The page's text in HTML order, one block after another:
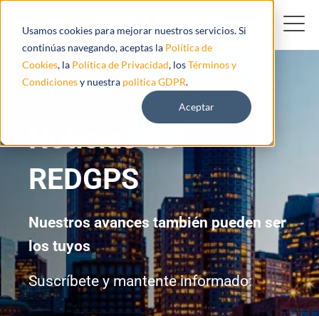
Usamos cookies para mejorar nuestros servicios. Si
continúas navegando, aceptas la Política de
Cookies, la Política de Privacidad, losTérminos y
Condicionesy nuestra politica GDPR.
Aceptar
Noticias de
REDGPS
Nuestros avances también pueden ser
los tuyos
Suscríbete y mantente informado: